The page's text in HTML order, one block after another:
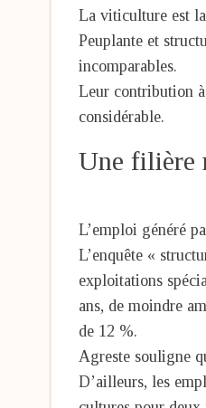
La viticulture est
Peuplante et
incomparables.
Leur contribution
considérable.
Une filière
L’emploi généré
L’enquête «
exploitations
ans, de moindre
de 12 %.
Agreste souligne
D’ailleurs, les